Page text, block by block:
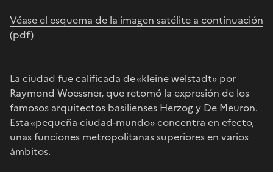
Véase el esquema de la imagen satélite a continuación
(pdf)
La ciudad fue calificada de «kleine welstadt» por
Raymond Woessner, que retomó la expresión de los
famosos arquitectos basilienses Herzog y De Meuron.
Esta «pequeña ciudad-mundo» concentra en efecto,
unas funciones metropolitanas superiores en varios
ámbitos.